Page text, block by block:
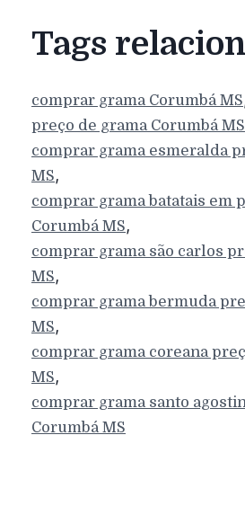
Tags
comprar grama Corumbá MS
preço de grama Corumbá MS
comprar grama esmeralda
MS,
comprar grama batatais em
Corumbá MS,
comprar grama são carlos
MS,
comprar grama bermuda
MS,
comprar grama coreana
MS,
comprar grama santo
Corumbá MS